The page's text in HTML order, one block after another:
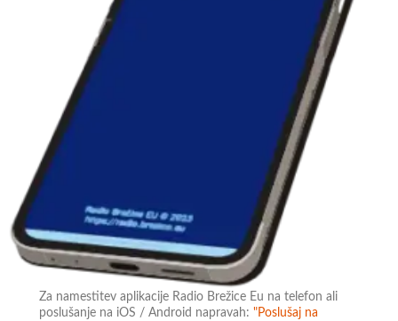
Za namestitev aplikacije Radio Brežice Eu na telefon ali
poslušanje na iOS / Android napravah:"Poslušaj na